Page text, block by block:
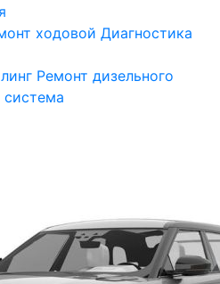
ходовой Диагностика
Ремонт дизельного